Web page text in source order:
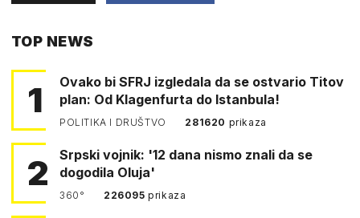
TOP NEWS
1
Ovako bi SFRJ izgledala da se ostvario Titov
plan: Od Klagenfurta do Istanbula!
POLITIKA I DRUŠTVO 281620 prikaza
2
Srpski vojnik: '12 dana nismo znali da se
dogodila Oluja'
360° 226095prikaza